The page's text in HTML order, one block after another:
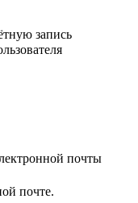
запись
почты
почте.